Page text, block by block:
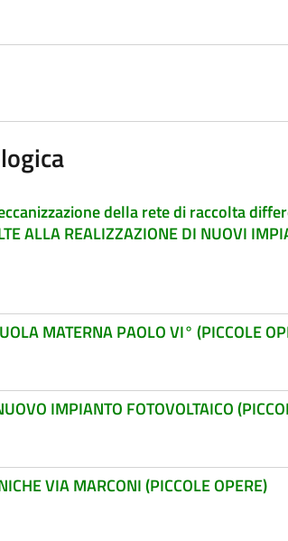
della rete di raccolta
ALLA REALIZZAZIONE DI NUOVI
MATERNA PAOLO VI° (PICCOLE
IMPIANTO FOTOVOLTAICO
VIA MARCONI (PICCOLE OPERE)